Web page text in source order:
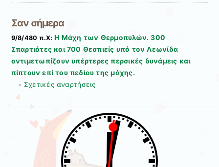
Σαν σήμερα
9/8/480 π.Χ:Η Μάχη των Θερμοπυλών. 300
Σπαρτιάτες και 700 Θεσπιείς υπό τον Λεωνίδα
αντιμετωπίζουν υπέρτερες περσικές δυνάμεις και
πίπτουν επί του πεδίου της μάχης.
- Σχετικές αναρτήσεις